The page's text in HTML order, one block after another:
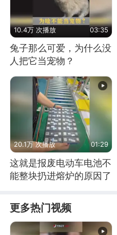
10.4万 次播放 03:35
兔子那么可爱，为什么没
人把它当宠物？
20.1万 次播放 01:29
这就是报废电动车电池不
能整块扔进熔炉的原因了
更多热门视频